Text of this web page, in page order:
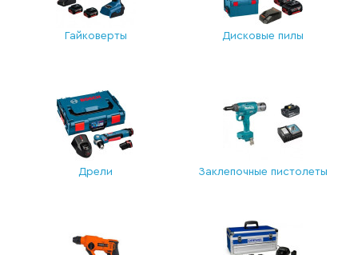
Гайковерты Дисковые пилы
Дрели Заклепочные пистолеты